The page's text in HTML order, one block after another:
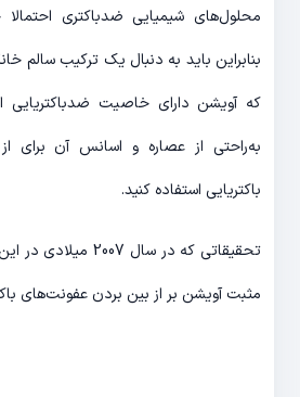
محلول‌های شیمیایی ضدباکتری
بنابراین باید به دنبال یک ترکیب سالم
که آویشن دارای خاصیت ضدباکتریایی
به‌راحتی از عصاره و اسانس آن برای
باکتریایی استفاده کنید.
تحقیقاتی که در سال
مثبت آویشن بر از بین بردن عفونت‌های